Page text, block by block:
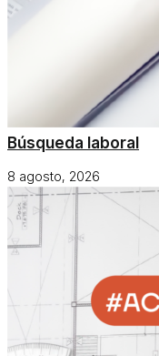
Búsqueda laboral
8 agosto, 2026